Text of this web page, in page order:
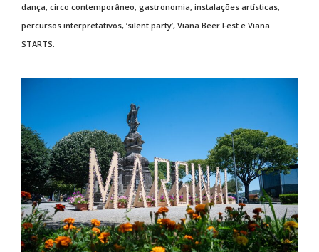
dança, circo contemporâneo, gastronomia, instalações artísticas,
percursos interpretativos, ‘silent party’, Viana Beer Fest e Viana
STARTS.